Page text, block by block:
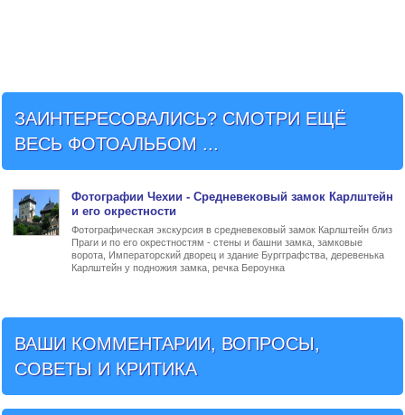
ЗАИНТЕРЕСОВАЛИСЬ? СМОТРИ ЕЩЁ
ВЕСЬ ФОТОАЛЬБОМ ...
Фотографии Чехии - Средневековый замок Карлштейн
и его окрестности
Фотографическая экскурсия в средневековый замок Карлштейн близ
Праги и по его окрестностям - стены и башни замка, замковые
ворота, Императорский дворец и здание Бургграфства, деревенька
Карлштейн у подножия замка, речка Бероунка
ВАШИ КОММЕНТАРИИ, ВОПРОСЫ,
СОВЕТЫ И КРИТИКА